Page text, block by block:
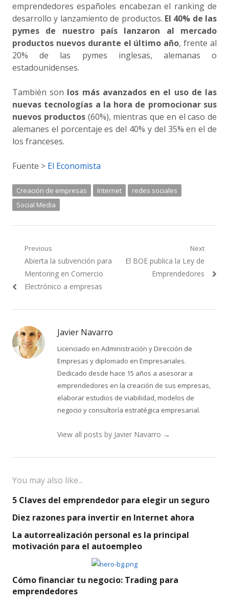
emprendedores españoles encabezan el ranking de
desarrollo y lanzamiento de productos. El 40% de las
pymes de nuestro país lanzaron al mercado
productos nuevos durante el último año, frente al
20% de las pymes inglesas, alemanas o
estadounidenses.
También son los más avanzados en el uso de las
nuevas tecnologías a la hora de promocionar sus
nuevos productos(60%), mientras que en el caso de
alemanes el porcentaje es del 40% y del 35% en el de
los franceses.
Fuente > El Economista
Creación de empresas Internet
redes sociales
Social Media
Navegación
de
entradas
Previous
Previous
post:
Abierta la subvención para
Mentoring en Comercio
Electrónico a empresas
Next
Next
El BOE publica la Ley de
Emprendedores
Javier Navarro
Licenciado en Administración y Dirección de
Empresas y diplomado en Empresariales.
Dedicado desde hace 15 años a asesorar a
emprendedores en la creación de sus empresas,
elaborar estudios de viabilidad, modelos de
negocio y consultoría estratégica empresarial.
View all posts by Javier Navarro →
You may also like...
5 Claves del emprendedor para elegir un seguro
Diez razones para invertir en Internet ahora
La autorrealización personal es la principal
motivación para el autoempleo
Cómo financiar tu negocio: Trading para
emprendedores